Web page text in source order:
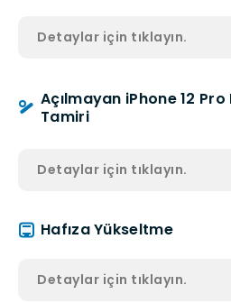
Detaylar için tıklayın.
Açılmayan iPhone 12 Pro
Tamiri
Detaylar için tıklayın.
Hafıza Yükseltme
Detaylar için tıklayın.